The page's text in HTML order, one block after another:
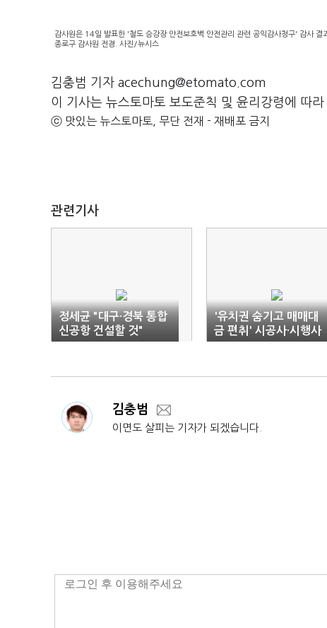
감사원은 14일 발표한 '철도 승강장 안전보호벽 안전관리 관련 공익감사청구' 감사
종로구 감사원 전경. 사진/뉴시스
김충범 기자 acechung@etomato.com
이 기사는 뉴스토마토 보도준칙 및 윤리강령에 따
ⓒ 맛있는 뉴스토마토, 무단 전재 - 재배포 금지
관련기사
정세균 "대구·경북 통합
신공항 건설할 것"
'유치권 숨기고 매매대
금 편취' 시공사·시행사
관계자 기소
김충범
이면도 살피는 기자가 되겠습니다.